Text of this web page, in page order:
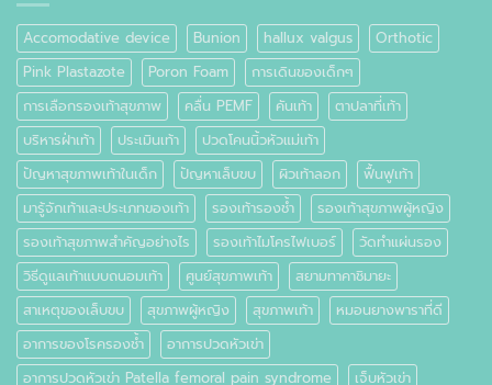
Accomodative device Bunion hallux valgus
Orthotic
Pink Plastazote
Poron Foam
การเดินของเด็กๆ
การเลือกรองเท้าสุขภาพ
คลื่น PEMF คันเท้า
ตาปลาที่เท้า
บริหารฝ่าเท้า
ประเมินเท้า
ปวดโคนนิ้วหัวแม่เท้า
ปัญหาสุขภาพเท้าในเด็ก
ปัญหาเล็บขบ ผิวเท้าลอก
ฟื้นฟูเท้า
มารู้จักเท้าและประเภทของเท้า
รองเท้ารองช้ำ
รองเท้าสุขภาพผู้หญิง
รองเท้าสุขภาพสำคัญอย่างไร
รองเท้าไมโครไฟเบอร์
วัดทำแผ่นรอง
วิธีดูแลเท้าแบบถนอมเท้า
ศูนย์สุขภาพเท้า
สยามทาคาชิมายะ
สาเหตุของเล็บขบ
สุขภาพผู้หญิง สุขภาพเท้า
หมอนยางพาราที่ดี
อาการของโรครองช้ำ
อาการปวดหัวเข่า
อาการปวดหัวเข่า Patella femoral pain syndrome
เจ็บหัวเข่า